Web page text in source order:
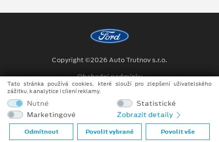
Copyright ©2026 Auto Trutnov s.r.o.
Obchodní podmínky
Ochrana osobních údajů
Prohlášení o zpracování údajů konečných zákazníků
Při tvorbě videí a obrázků na tomto webu je využíváno kombinace
tradičních fotografií či videí, počítačem generovaných snímků (CGI)
Tato stránka používá cookies, které slouží pro zlepšení uživatelského
zážitku, k analytice i cílení reklamy.
Nutné
Statistické
Marketingové
Zobrazit detaily
Odmítnout Povolit vybrané Povolit vše